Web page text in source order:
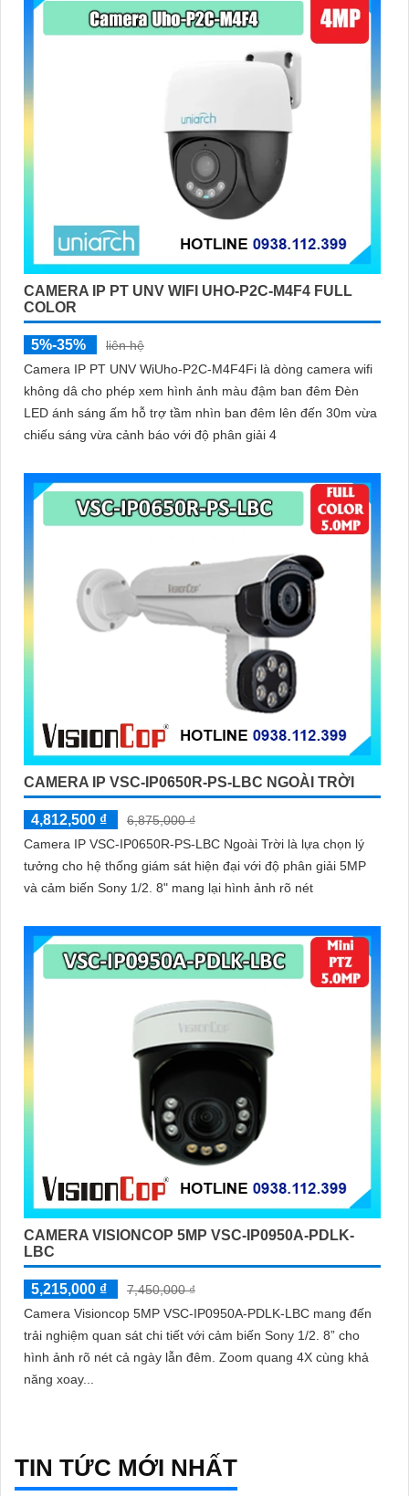
CAMERA IP PT UNV WIFI UHO-P2C-M4F4 FULL
COLOR
5%-35%
liên hệ
Camera IP PT UNV WiUho-P2C-M4F4Fi là dòng camera wifi
không dâ cho phép xem hình ảnh màu đậm ban đêm Đèn
LED ánh sáng ấm hỗ trợ tầm nhìn ban đêm lên đến 30m vừa
chiếu sáng vừa cảnh báo với độ phân giải 4
CAMERA IP VSC-IP0650R-PS-LBC NGOÀI TRỜI
4,812,500 ₫
6,875,000 ₫
Camera IP VSC-IP0650R-PS-LBC Ngoài Trời là lựa chọn lý
tưởng cho hệ thống giám sát hiện đại với độ phân giải 5MP
và cảm biến Sony 1/2. 8" mang lại hình ảnh rõ nét
CAMERA VISIONCOP 5MP VSC-IP0950A-PDLK-
LBC
5,215,000 ₫
7,450,000 ₫
Camera Visioncop 5MP VSC-IP0950A-PDLK-LBC mang đến
trải nghiệm quan sát chi tiết với cảm biến Sony 1/2. 8” cho
hình ảnh rõ nét cả ngày lẫn đêm. Zoom quang 4X cùng khả
năng xoay...
TIN TỨC MỚI NHẤT